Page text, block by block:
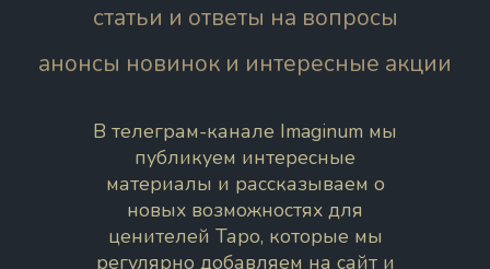
статьи и ответы на вопросы
анонсы новинок и интересные акции
В телеграм-канале Imaginum мы
публикуем интересные
материалы и рассказываем о
новых возможностях для
ценителей Таро, которые мы
регулярно добавляем на сайт и